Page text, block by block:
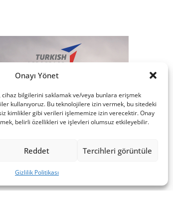
Onayı Yönet
bilgilerini saklamak ve/veya bunlara erişmek
kullanıyoruz. Bu teknolojilere izin vermek, bu sitedeki
kimlikler gibi verileri işlememize izin verecektir. Onay
belirli özellikleri ve işlevleri olumsuz etkileyebilir.
Reddet Tercihleri görüntüle
Gizlilik Politikası